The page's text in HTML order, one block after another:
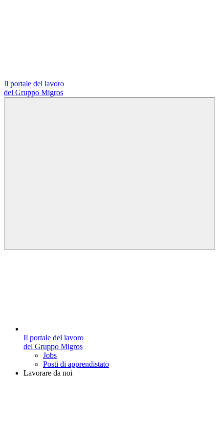
Il portale del lavoro
del Gruppo Migros
Il portale del lavoro
del Gruppo Migros
Jobs
Posti di apprendistato
Lavorare da noi